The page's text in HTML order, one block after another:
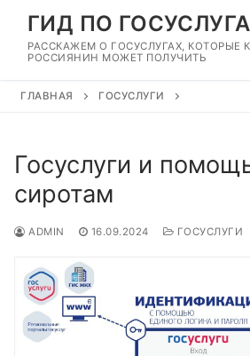
Перейти
содержимому
ГИД ПО
РАССКАЖЕМ О ГОСУСЛУГАХ, КОТОРЫЕ
РОССИЯНИН МОЖЕТ ПОЛУЧИТЬ
ГЛАВНАЯ ГОСУСЛУГИ
Госуслуги и
сиротам
ADMIN 16.09.2024 ГОСУСЛУГИ